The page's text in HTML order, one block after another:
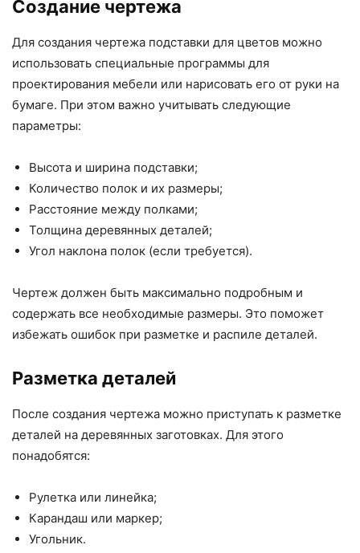
Создание чертежа
Для создания чертежа подставки для цветов можно
использовать специальные программы для
проектирования мебели или нарисовать его от руки на
бумаге. При этом важно учитывать следующие
параметры:
Высота и ширина подставки;
Количество полок и их размеры;
Расстояние между полками;
Толщина деревянных деталей;
Угол наклона полок (если требуется).
Чертеж должен быть максимально подробным и
содержать все необходимые размеры. Это поможет
избежать ошибок при разметке и распиле деталей.
Разметка деталей
После создания чертежа можно приступать к разметке
деталей на деревянных заготовках. Для этого
понадобятся:
Рулетка или линейка;
Карандаш или маркер;
Угольник.